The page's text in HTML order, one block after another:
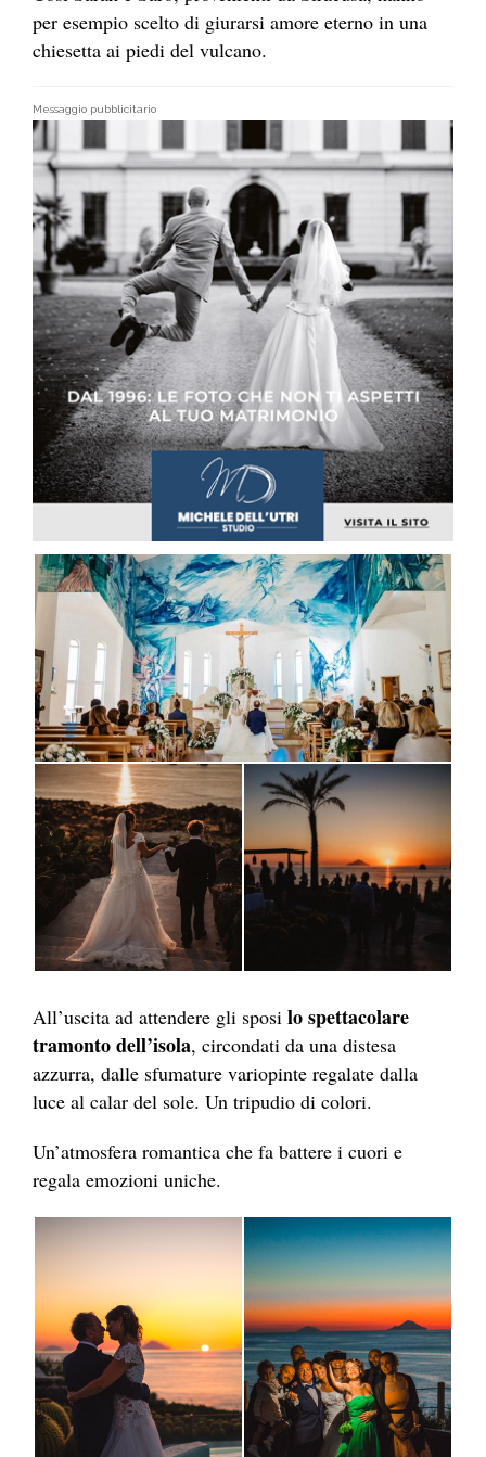
per esempio scelto di giurarsi amore eterno in una
chiesetta ai piedi del vulcano.
Messaggio pubblicitario
All’uscita ad attendere gli sposi lo spettacolare
tramonto dell’isola, circondati da una distesa
azzurra, dalle sfumature variopinte regalate dalla
luce al calar del sole. Un tripudio di colori.
Un’atmosfera romantica che fa battere i cuori e
regala emozioni uniche.